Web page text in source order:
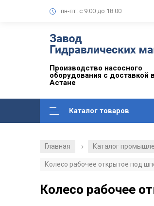
пн-пт: с 9:00 до 18:00
Производство насосного
оборудования с доставкой в
Астане
Каталог товаров
Главная / Каталог
Колесо рабочее открытое под
Колесо рабочее